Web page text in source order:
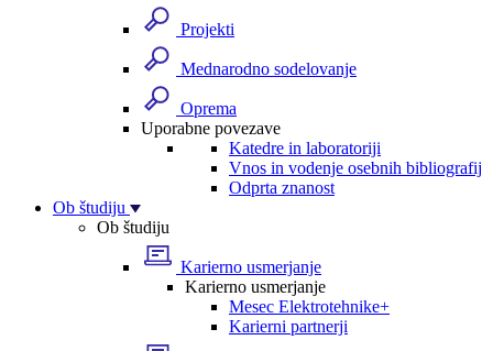
Projekti
Mednarodno sodelovanje
Oprema
Uporabne povezave
Katedre in laboratoriji
Vnos in vodenje osebnih bibliografij
Odprta znanost
Ob študiju
Ob študiju
Karierno usmerjanje
Karierno usmerjanje
Mesec Elektrotehnike+
Karierni partnerji